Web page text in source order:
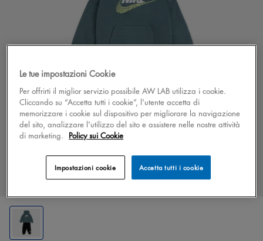
Le tue impostazioni Cookie
Per offrirti il miglior servizio possibile AW LAB utilizza i cookie.
Cliccando su “Accetta tutti i cookie”, l'utente accetta di
memorizzare i cookie sul dispositivo per migliorare la navigazione
del sito, analizzare l'utilizzo del sito e assistere nelle nostre attività
di marketing. Policy sui Cookie
Accetta tutti i cookie
Impostazioni cookie